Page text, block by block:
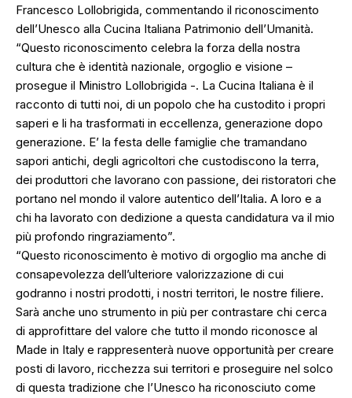
Francesco Lollobrigida, commentando il riconoscimento
dell’Unesco alla Cucina Italiana Patrimonio dell’Umanità.
“Questo riconoscimento celebra la forza della nostra
cultura che è identità nazionale, orgoglio e visione –
prosegue il Ministro Lollobrigida -. La Cucina Italiana è il
racconto di tutti noi, di un popolo che ha custodito i propri
saperi e li ha trasformati in eccellenza, generazione dopo
generazione. E’ la festa delle famiglie che tramandano
sapori antichi, degli agricoltori che custodiscono la terra,
dei produttori che lavorano con passione, dei ristoratori che
portano nel mondo il valore autentico dell’Italia. A loro e a
chi ha lavorato con dedizione a questa candidatura va il mio
più profondo ringraziamento”.
“Questo riconoscimento è motivo di orgoglio ma anche di
consapevolezza dell’ulteriore valorizzazione di cui
godranno i nostri prodotti, i nostri territori, le nostre filiere.
Sarà anche uno strumento in più per contrastare chi cerca
di approfittare del valore che tutto il mondo riconosce al
Made in Italy e rappresenterà nuove opportunità per creare
posti di lavoro, ricchezza sui territori e proseguire nel solco
di questa tradizione che l’Unesco ha riconosciuto come